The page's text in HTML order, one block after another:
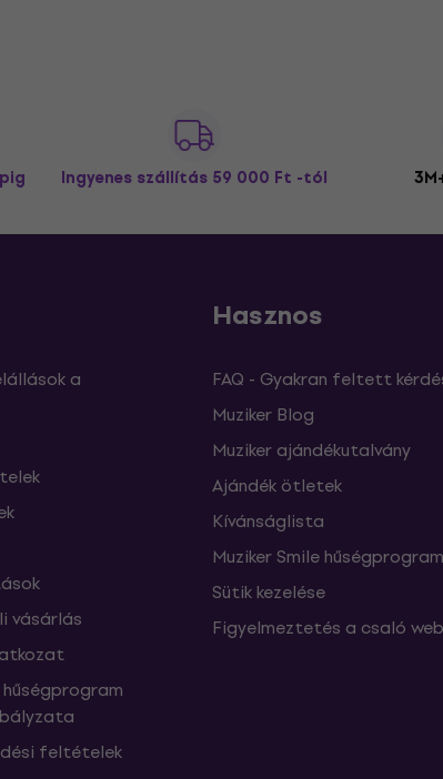
Ingyenes szállítás 59 000 Ft -tól
a
vásárlás
hűségprogram
feltételek
Hasznos
FAQ - Gyakran feltett
Muziker Blog
Muziker ajándékutalvány
Ajándék ötletek
Kívánságlista
Muziker Smile hűségprogram
Sütik kezelése
Figyelmeztetés a csaló